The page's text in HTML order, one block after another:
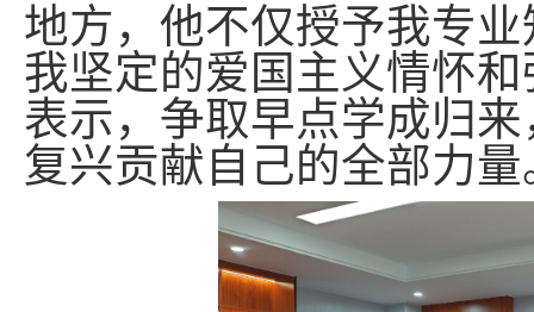
地方，他不仅授予我专
我坚定的爱国主义情怀
表示，争取早点学成归
复兴贡献自己的全部力量